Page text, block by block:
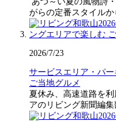
がらの定番スタイル
2026/7/23
サービスエリア・パ
ご当地グルメ
夏休み、高速道路を
アのリビング新聞編